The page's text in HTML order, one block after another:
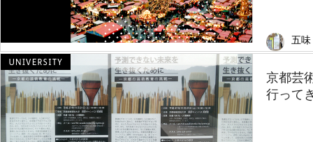
五味
京都芸
行って